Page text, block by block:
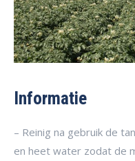
Informatie
– Reinig na gebruik de
en heet water zodat de